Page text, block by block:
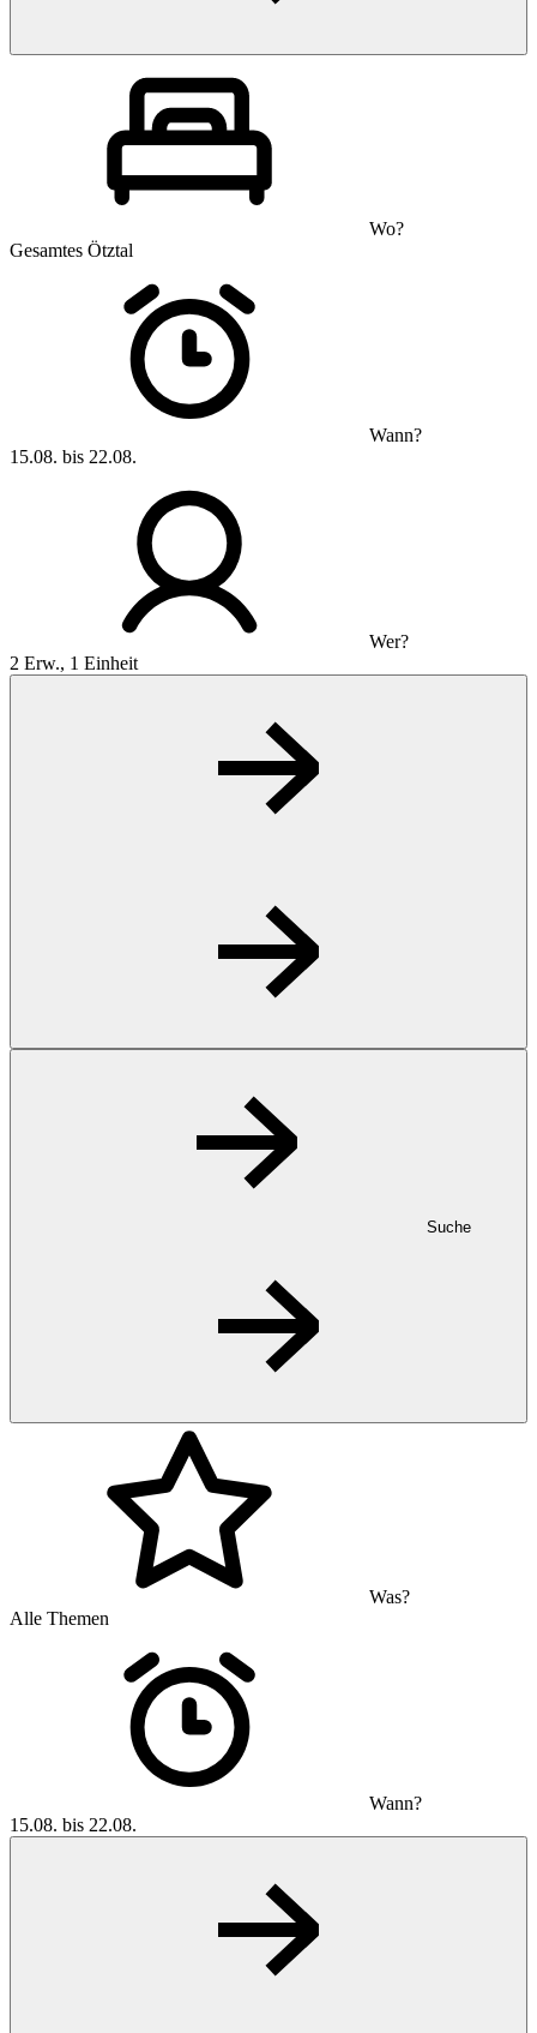
Wo?
Gesamtes Ötztal
Wann?
15.08. bis 22.08.
Wer?
2 Erw., 1 Einheit
Suche
Was?
Alle Themen
Wann?
15.08. bis 22.08.